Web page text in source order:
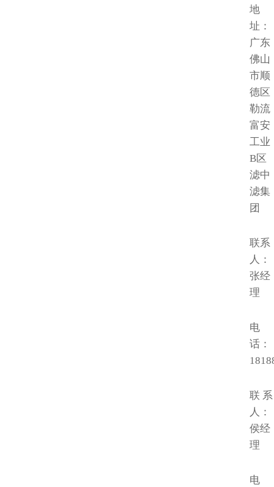
地
址：
广东
佛山
市顺
德区
勒流
富安
工业
B区
滤中
滤集
团
联系
人：
张经
理
电
话：
联 系
人：
侯经
理
电